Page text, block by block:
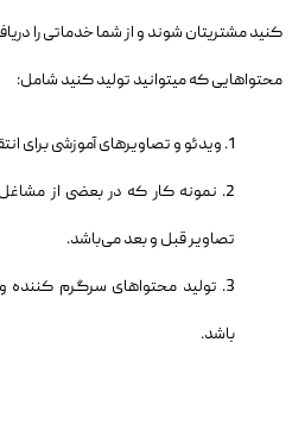
کنید مشتریتان شوند و از شما خدماتی را
محتواهایی که میتوانید تولید کنید شامل:
ویدئو و تصاویرهای آموزشی برای
نمونه کار که در بعضی از
تصاویر قبل و بعد می‌باشد.
تولید محتواهای سرگرم کننده
باشد.